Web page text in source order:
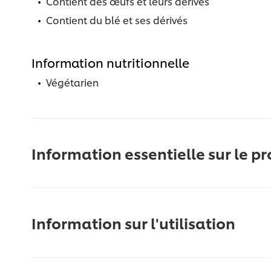
Contient du blé et ses dérivés
Information nutritionnelle
Végétarien
Information essentielle sur le
Information sur l'utilisation